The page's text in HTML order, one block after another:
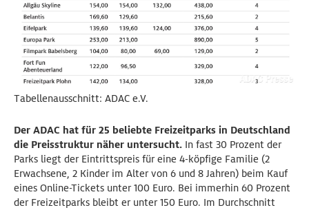
Tabellenausschnitt: ADAC e.V.
Der ADAC hat für 25 beliebte Freizeitparks in Deutschland
die Preisstruktur näher untersucht. In fast 30 Prozent der
Parks liegt der Eintrittspreis für eine 4-köpfige Familie (2
Erwachsene, 2 Kinder im Alter von 6 und 8 Jahren) beim Kauf
eines Online-Tickets unter 100 Euro. Bei immerhin 60 Prozent
der Freizeitparks bleibt er unter 150 Euro. Im Durchschnitt